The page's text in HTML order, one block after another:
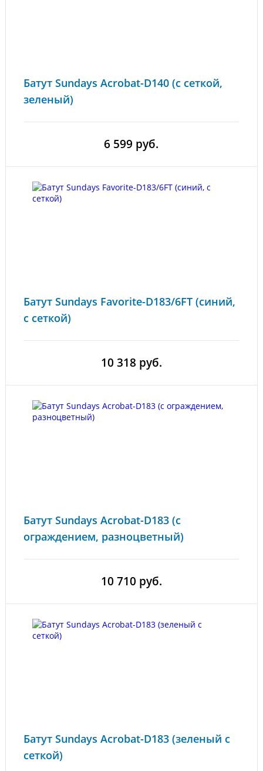
Батут Sundays Acrobat-D140 (с сеткой,
зеленый)
6 599 руб.
Батут Sundays Favorite-D183/6FT (синий,
с сеткой)
10 318 руб.
Батут Sundays Acrobat-D183 (с
ограждением, разноцветный)
10 710 руб.
Батут Sundays Acrobat-D183 (зеленый с
сеткой)